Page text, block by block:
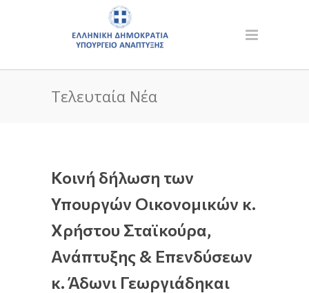
Τελευταία Νέα
Κοινή δήλωση των
Υπουργών Οικονομικών κ.
Χρήστου Σταϊκούρα,
Ανάπτυξης & Επενδύσεων
κ. Άδωνι Γεωργιάδηκαι